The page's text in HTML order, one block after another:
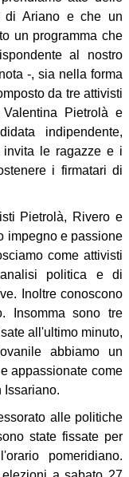
di Ariano e che un
un programma che
al nostro
-, sia nella forma
da tre attivisti
Pietrolà e
indipendente,
invita le ragazze e i
i firmatari di
Pietrolà, Rivero e
impegno e passione
come attivisti
politica e di
Inoltre conoscono
Insomma sono tre
all'ultimo minuto,
abbiamo un
appassionate come
Issariano.
alle politiche
state fissate per
pomeridiano.